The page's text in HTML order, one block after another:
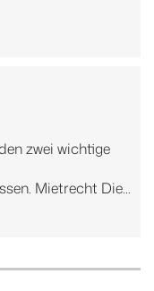
zwei wichtige
Mietrecht Die...